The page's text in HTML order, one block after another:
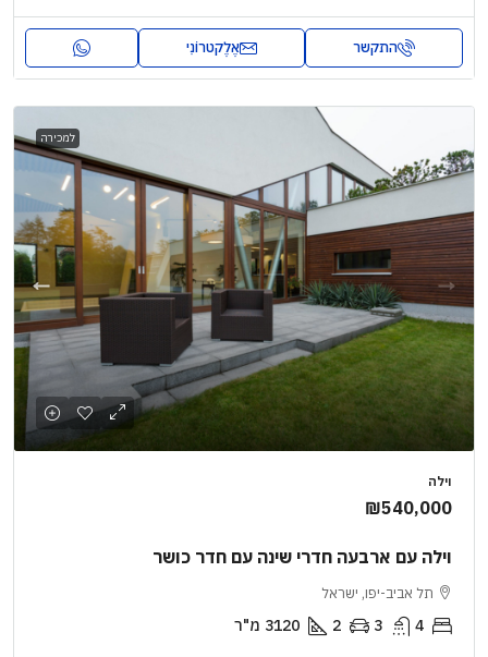
התקשר אֶלֶקטרוֹנִי
למכירה
וילה
₪540,000
וילה עם ארבעה חדרי שינה עם חדר כושר
תל אביב-יפו, ישראל
4
3
2
3120 מ"ר